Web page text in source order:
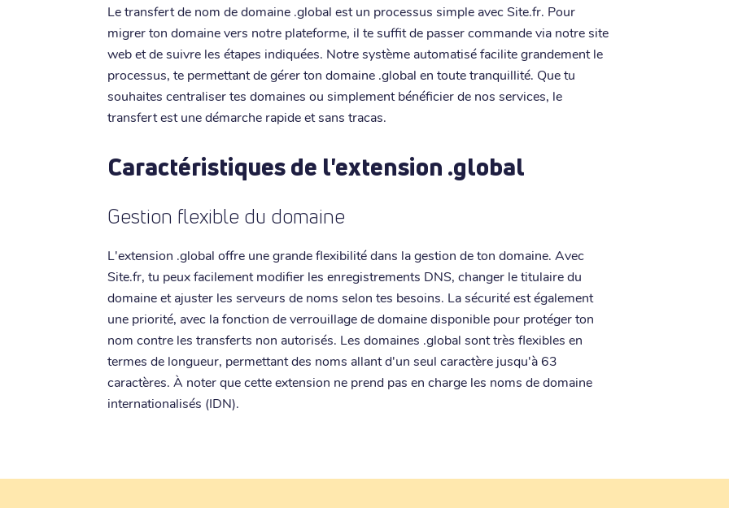
Le transfert de nom de domaine .global est un processus simple avec Site.fr. Pour
migrer ton domaine vers notre plateforme, il te suffit de passer commande via notre site
web et de suivre les étapes indiquées. Notre système automatisé facilite grandement le
processus, te permettant de gérer ton domaine .global en toute tranquillité. Que tu
souhaites centraliser tes domaines ou simplement bénéficier de nos services, le
transfert est une démarche rapide et sans tracas.
Caractéristiques de l'extension .global
Gestion flexible du domaine
L'extension .global offre une grande flexibilité dans la gestion de ton domaine. Avec
Site.fr, tu peux facilement modifier les enregistrements DNS, changer le titulaire du
domaine et ajuster les serveurs de noms selon tes besoins. La sécurité est également
une priorité, avec la fonction de verrouillage de domaine disponible pour protéger ton
nom contre les transferts non autorisés. Les domaines .global sont très flexibles en
termes de longueur, permettant des noms allant d'un seul caractère jusqu'à 63
caractères. À noter que cette extension ne prend pas en charge les noms de domaine
internationalisés (IDN).